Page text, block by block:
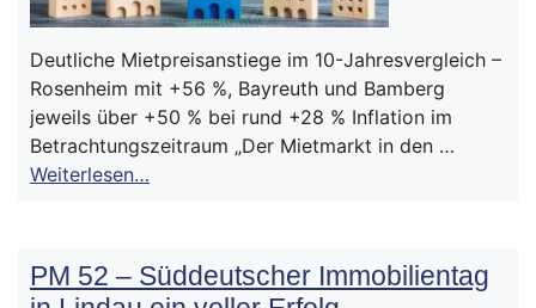
Deutliche Mietpreisanstiege im 10-Jahresvergleich –
Rosenheim mit +56 %, Bayreuth und Bamberg
jeweils über +50 % bei rund +28 % Inflation im
Betrachtungszeitraum „Der Mietmarkt in den …
Weiterlesen…
PM 52 – Süddeutscher Immobilientag